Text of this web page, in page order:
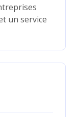
un service